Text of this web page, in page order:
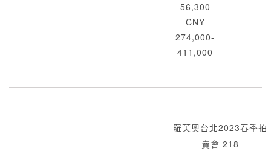
56,300
CNY
274,000-
411,000
羅芙奧台北2023春季拍
賣會 218